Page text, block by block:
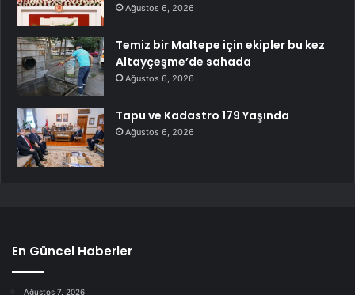
Ağustos 6, 2026
Temiz bir Maltepe için ekipler bu kez
Altayçeşme’de sahada
Ağustos 6, 2026
Tapu ve Kadastro 179 Yaşında
Ağustos 6, 2026
En Güncel Haberler
Ağustos 7, 2026